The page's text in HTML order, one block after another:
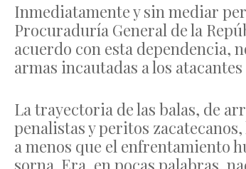
Inmediatamente y sin mediar
Procuraduría General de la
acuerdo con esta dependencia,
armas incautadas a los
La trayectoria de las balas, de
penalistas y peritos
a menos que el enfrentamiento
sorna. Era, en pocas palabras,